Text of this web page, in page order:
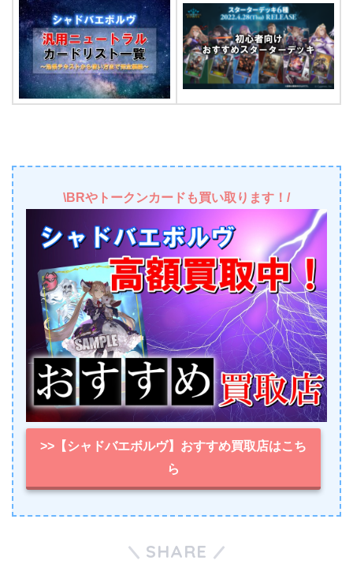
\BRやトークンカードも買い取ります！/
>>【シャドバエボルヴ】おすすめ買取店はこち
ら
SHARE